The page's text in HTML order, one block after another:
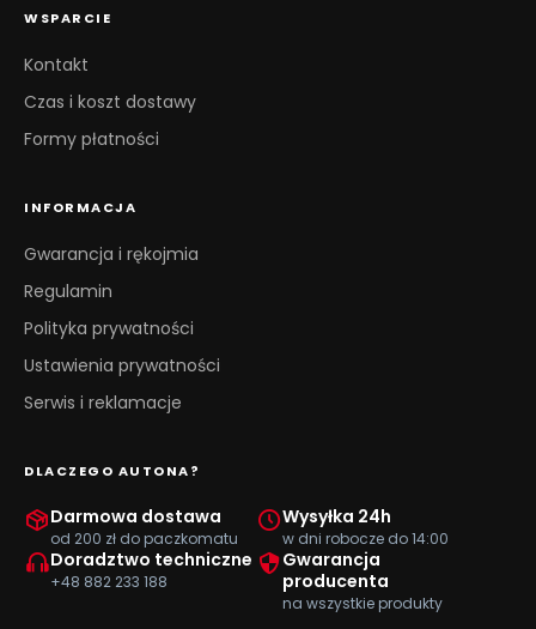
WSPARCIE
Kontakt
Czas i koszt dostawy
Formy płatności
INFORMACJA
Gwarancja i rękojmia
Regulamin
Polityka prywatności
Ustawienia prywatności
Serwis i reklamacje
DLACZEGO AUTONA?
Darmowa dostawa
od 200 zł do paczkomatu
Wysyłka 24h
w dni robocze do 14:00
Doradztwo techniczne
+48 882 233 188
Gwarancja
producenta
na wszystkie produkty